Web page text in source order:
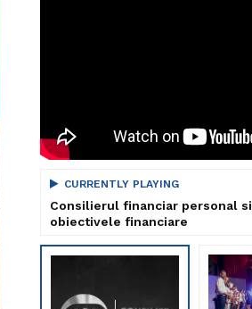
CURRENTLY PLAYING
Consilierul financiar personal si
obiectivele financiare